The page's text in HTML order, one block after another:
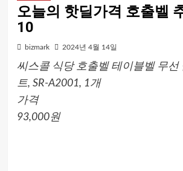
오늘의 핫딜가격 호출벨
10
bizmark 2024년 4월 14일
씨스콜 식당 호출벨 테이블벨 무선
트, SR-A2001, 1개
가격
93,000원